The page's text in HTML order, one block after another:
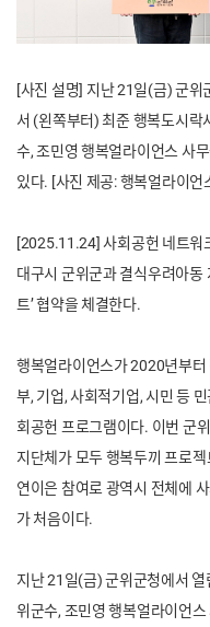
[사진 설명] 지난 21일(금) 군위
서 (왼쪽부터) 최준 행복도시락
수, 조민영 행복얼라이언스 사
있다. [사진 제공: 행복얼라이언
[2025.11.24] 사회공헌 네트워
대구시 군위군과 결식우려아동
트’ 협약을 체결한다.
행복얼라이언스가 2020년부터
부, 기업, 사회적기업, 시민 등
회공헌 프로그램이다. 이번 군
지단체가 모두 행복두끼 프로
연이은 참여로 광역시 전체에
가 처음이다.
지난 21일(금) 군위군청에서
위군수, 조민영 행복얼라이언